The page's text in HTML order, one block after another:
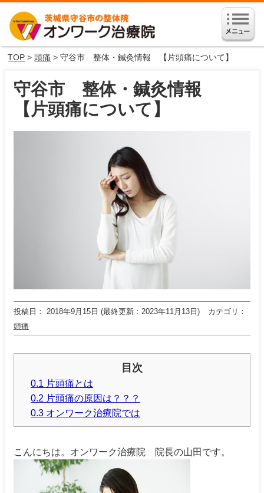
TOP >頭痛 > 守谷市 整体・鍼灸情報 【片頭痛について】
守谷市 整体・鍼灸情報
【片頭痛について】
投稿日 2018年9月15日 (最終更新：2023年11月13日)
カテゴリ
頭痛
目次
0.1 片頭痛とは
0.2 片頭痛の原因は？？？
0.3 オンワーク治療院では
こんにちは。オンワーク治療院 院長の山田です。